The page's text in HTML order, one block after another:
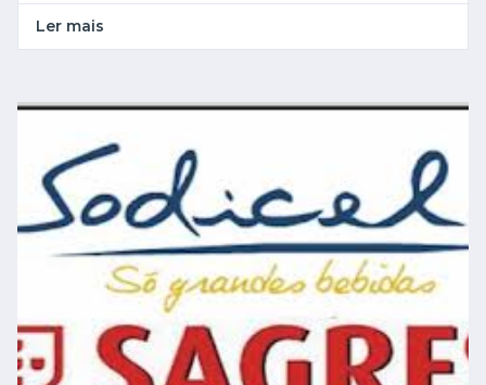
Ler mais